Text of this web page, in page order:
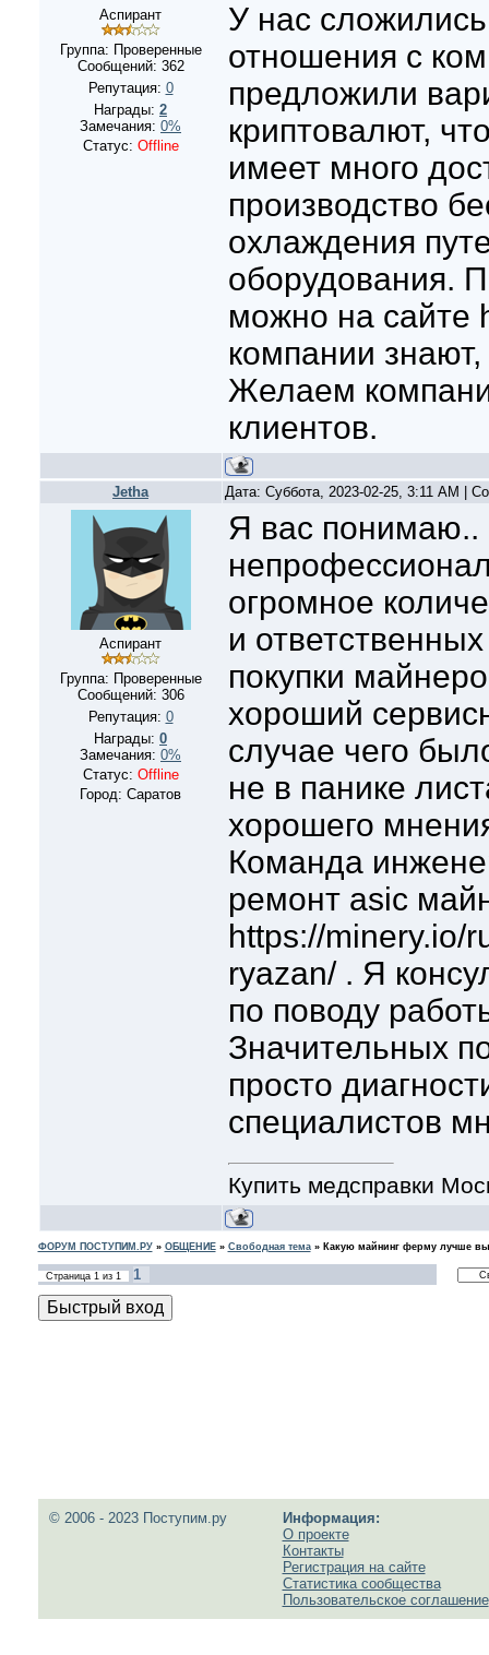
Аспирант
Группа: Проверенные
Сообщений: 362
Репутация: 0
Награды: 2
Замечания: 0%
Статус: Offline
У нас
отношения с
предложили
криптовалют,
имеет много
производство
охлаждения
оборудования.
можно на сайте
компании знают,
Желаем
клиентов.
Jetha Дата: Суббота, 2023-02-25, 3:11 AM |
Аспирант
Группа: Проверенные
Сообщений: 306
Репутация: 0
Награды: 0
Замечания: 0%
Статус: Offline
Город: Саратов
Я вас
огромное
и
покупки
хороший
случае чего
не в панике
хорошего
Команда
ремонт asic
https://minery.io/
ryazan/ . Я
по поводу
Значительных
просто
специалистов
Купить медсправки
ФОРУМ ПОСТУПИМ.РУ» ОБЩЕНИЕ» Свободная тема» Какую майнинг ферму лучше
Страница 1из 1 1
© 2006 - 2023 Поступим.ру
Информация:
О проекте
Контакты
Регистрация на сайте
Статистика сообщества
Пользовательское соглашение